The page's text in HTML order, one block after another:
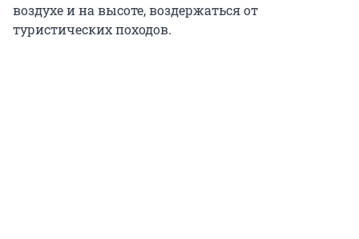
воздухе и на высоте, воздержаться от
туристических походов.